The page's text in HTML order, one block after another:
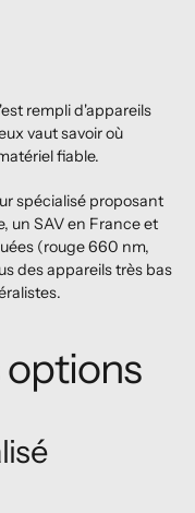
rempli d'appareils
vaut savoir où
fiable.
spécialisé proposant
un SAV en France et
(rouge 660 nm,
des appareils très bas
options